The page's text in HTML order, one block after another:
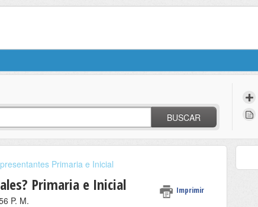
BUSCAR
Primaria e Inicial
Primaria e Inicial Imprimir
P. M.